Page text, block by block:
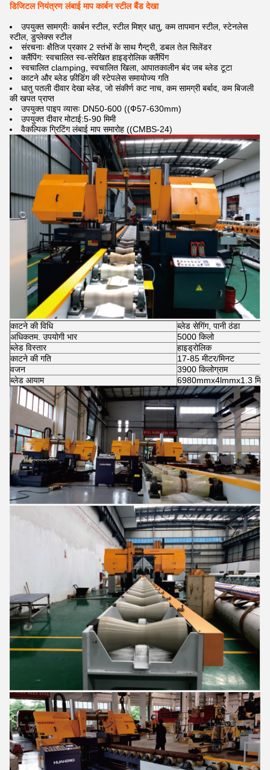
डिजिटल नियंत्रण लंबाई माप कार्बन स्टील बैंड देखा
उपयुक्त सामग्रीः कार्बन स्टील, स्टील मिश्र धातु, कम तापमान स्टील, स्टेनलेस
स्टील, डुप्लेक्स स्टील
संरचनाः क्षैतिज प्रकार 2 स्तंभों के साथ गैन्ट्री, डबल तेल सिलेंडर
क्लैंपिंग: स्वचालित स्व-संरेखित हाइड्रोलिक क्लैंपिंग
स्वचालित clamping, स्वचालित खिला, आपातकालीन बंद जब ब्लेड टूटा
काटने और ब्लेड फ़ीडिंग की स्टेपलेस समायोज्य गति
धातु पतली दीवार देखा ब्लेड, जो संकीर्ण कट नाच, कम सामग्री बर्बाद, कम बिजली
की खपत प्राप्त
उपयुक्त पाइप व्यासः DN50-600 ((Ф57-630mm)
उपयुक्त दीवार मोटाई:5-90 मिमी
वैकल्पिक ग्रिटिंग लंबाई माप समारोह ((CMBS-24)
काटने की विधि
ब्लेड सेगिंग, पानी ठंडा
अधिकतम. उपयोगी भार
5000 किलो
ब्लेड विस्तार
हाइड्रोलिक
काटने की गति
17-85 मीटर/मिनट
वजन
3900 किलोग्राम
ब्लेड आयाम
6980mmx4lmmx1.3 मिमी